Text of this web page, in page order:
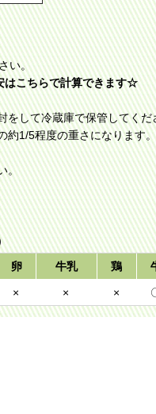
い。
はこちらで計算できます☆
をして冷蔵庫で保管してく
1/5程度の重さになります
。
卵 牛乳 鶏
× × ×